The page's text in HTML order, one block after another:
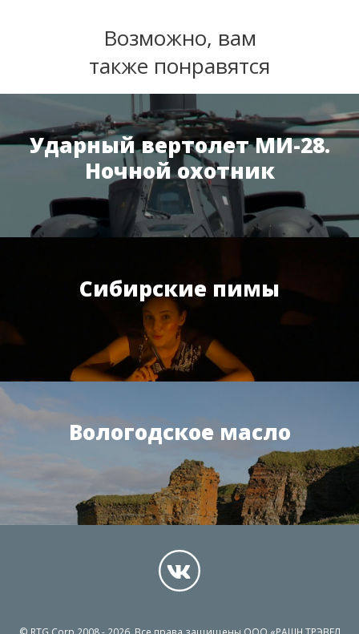
Возможно, вам
также понравятся
Ударный вертолет МИ-28.
Ночной охотник
Сибирские пимы
Вологодское масло